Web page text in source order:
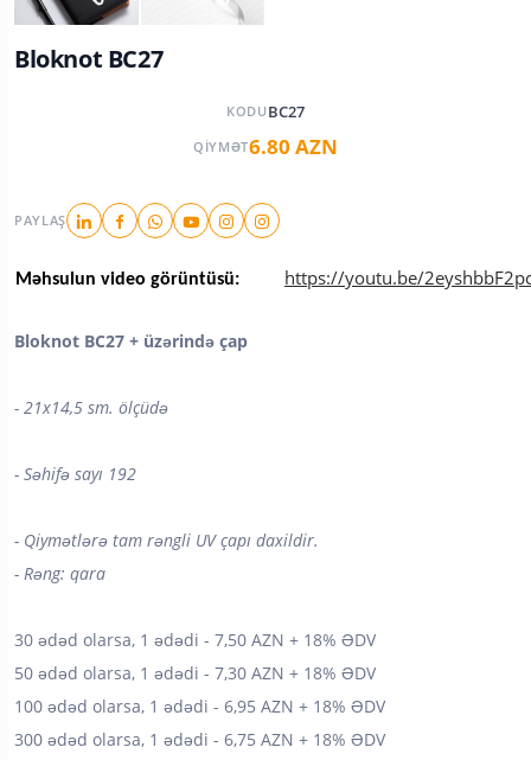
Bloknot BC27
KODU BC27
QIYMƏT6.80 AZN
PAYLAŞ
Məhsulun video görüntüsü: https://youtu.be/
Bloknot BC27 + üzərində çap
- 21x14,5 sm. ölçüdə
- Səhifə sayı 192
- Qiymətlərə tam rəngli UV çapı daxildir.
- Rəng: qara
30 ədəd olarsa, 1 ədədi - 7,50 AZN + 18% ƏDV
50 ədəd olarsa, 1 ədədi - 7,30 AZN + 18% ƏDV
100 ədəd olarsa, 1 ədədi - 6,95 AZN + 18% ƏDV
300 ədəd olarsa, 1 ədədi - 6,75 AZN + 18% ƏDV